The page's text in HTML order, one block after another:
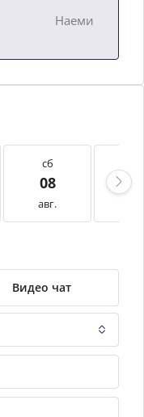
Наеми
сб
08
авг.
Видео чат